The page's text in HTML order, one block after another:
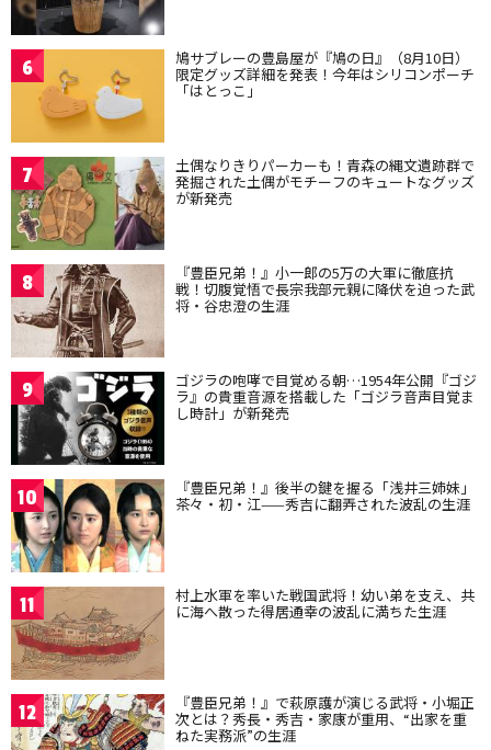
6 鳩サブレーの豊島屋が『鳩の日』（8月10日）
限定グッズ詳細を発表！今年はシリコンポーチ
「はとっこ」
7 土偶なりきりパーカーも！青森の縄文遺跡群で
発掘された土偶がモチーフのキュートなグッズ
が新発売
8 『豊臣兄弟！』小一郎の5万の大軍に徹底抗
戦！切腹覚悟で長宗我部元親に降伏を迫った武
将・谷忠澄の生涯
9 ゴジラの咆哮で目覚める朝…1954年公開『ゴジ
ラ』の貴重音源を搭載した「ゴジラ音声目覚ま
し時計」が新発売
10 『豊臣兄弟！』後半の鍵を握る「浅井三姉妹」
茶々・初・江——秀吉に翻弄された波乱の生涯
11 村上水軍を率いた戦国武将！幼い弟を支え、共
に海へ散った得居通幸の波乱に満ちた生涯
12 『豊臣兄弟！』で萩原護が演じる武将・小堀正
次とは？秀長・秀吉・家康が重用、“出家を重
ねた実務派”の生涯